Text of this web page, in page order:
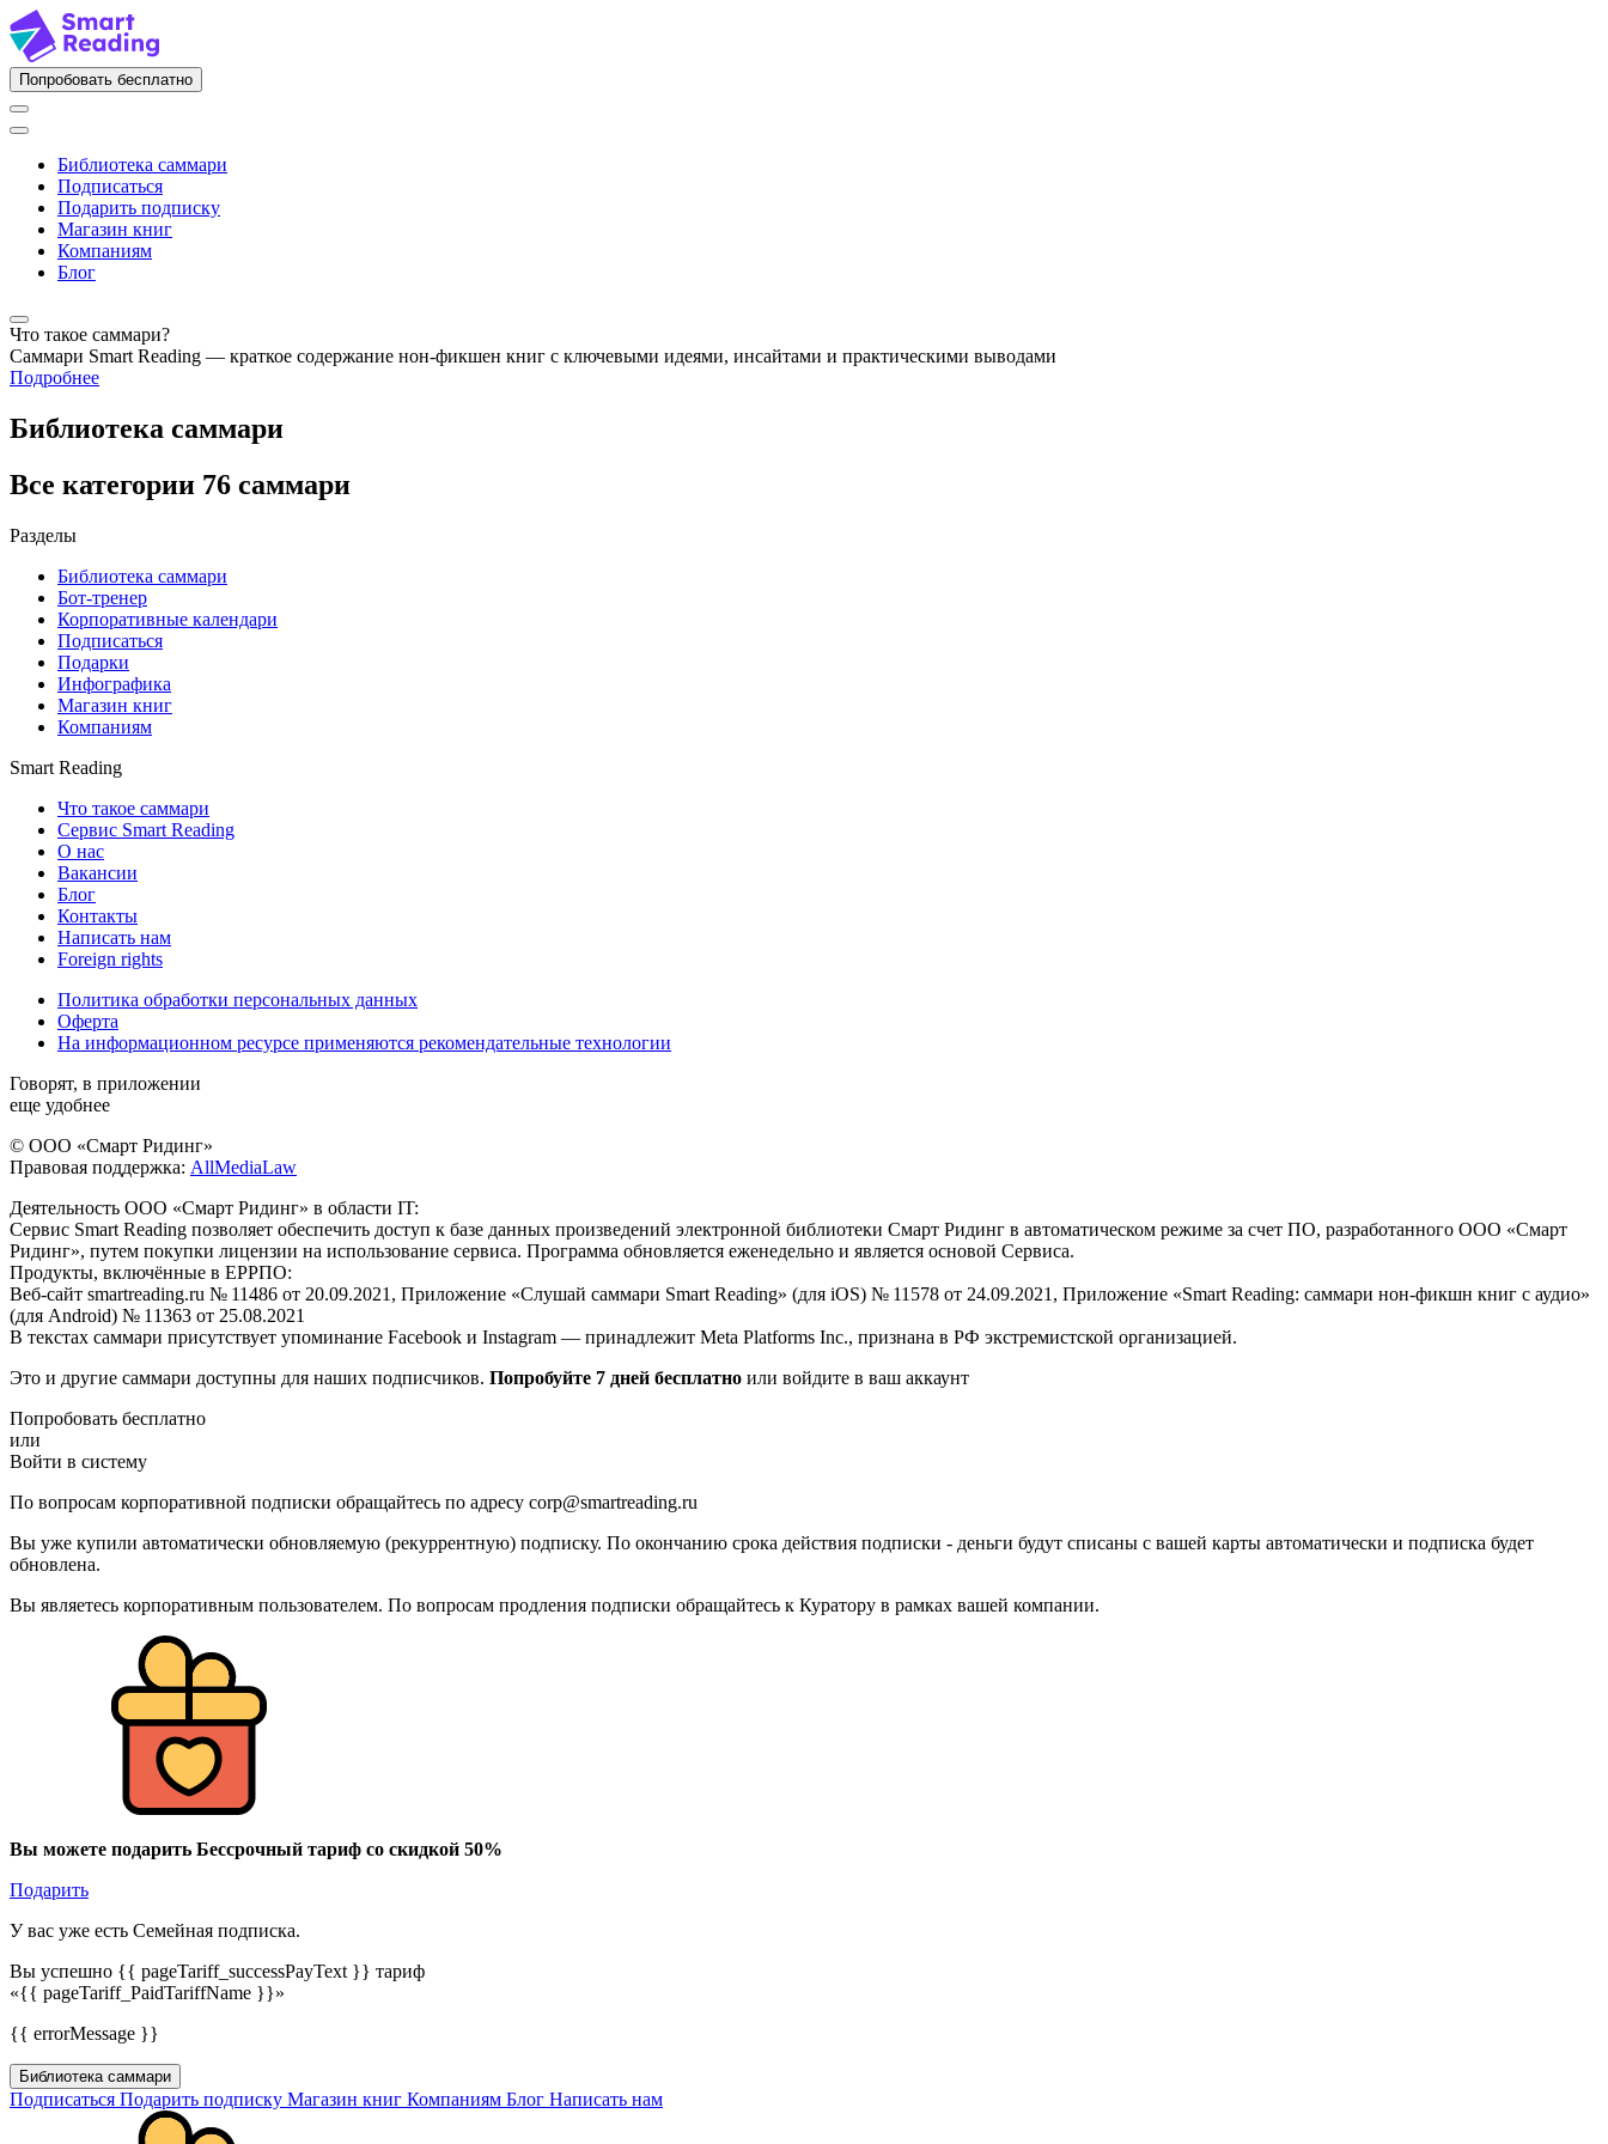
Попробовать бесплатно
Библиотека саммари
Подписаться
Подарить подписку
Магазин книг
Компаниям
Блог
Что такое саммари?
Саммари Smart Reading — краткое содержание нон-фикшен книг с ключевыми идеями, инсайтами и практическими выводами
Подробнее
Библиотека саммари
Все категории 76 саммари
Разделы
Библиотека саммари
Бот-тренер
Корпоративные календари
Подписаться
Подарки
Инфографика
Магазин книг
Компаниям
Smart Reading
Что такое саммари
Сервис Smart Reading
О нас
Вакансии
Блог
Контакты
Написать нам
Foreign rights
Политика обработки персональных данных
Оферта
На информационном ресурсе применяются рекомендательные технологии
Говорят, в приложении
еще удобнее
© ООО «Смарт Ридинг»
Правовая поддержка: AllMediaLaw
Деятельность ООО «Смарт Ридинг» в области IT:
Сервис Smart Reading позволяет обеспечить доступ к базе данных произведений электронной библиотеки Смарт Ридинг в автоматическом режиме за счет ПО, разработанного ООО «Смарт
Ридинг», путем покупки лицензии на использование сервиса. Программа обновляется еженедельно и является основой Сервиса.
Продукты, включённые в ЕРРПО:
Веб-сайт smartreading.ru № 11486 от 20.09.2021, Приложение «Слушай саммари Smart Reading» (для iOS) № 11578 от 24.09.2021, Приложение «Smart Reading: саммари нон-фикшн книг с аудио»
(для Android) № 11363 от 25.08.2021
В текстах саммари присутствует упоминание Facebook и Instagram — принадлежит Meta Platforms Inc., признана в РФ экстремистской организацией.
Это и другие саммари доступны для наших подписчиков. Попробуйте 7 дней бесплатно или войдите в ваш аккаунт
Попробовать бесплатно
или
Войти в систему
По вопросам корпоративной подписки обращайтесь по адресу corp@smartreading.ru
Вы уже купили автоматически обновляемую (рекуррентную) подписку. По окончанию срока действия подписки - деньги будут списаны с вашей карты автоматически и подписка будет
обновлена.
Вы являетесь корпоративным пользователем. По вопросам продления подписки обращайтесь к Куратору в рамках вашей компании.
Вы можете подарить Бессрочный тариф со скидкой 50%
Подарить
У вас уже есть Семейная подписка.
Вы успешно {{ pageTariff_successPayText }} тариф
«{{ pageTariff_PaidTariffName }}»
{{ errorMessage }}
Библиотека саммари
Подписаться Подарить подписку Магазин книг Компаниям Блог Написать нам